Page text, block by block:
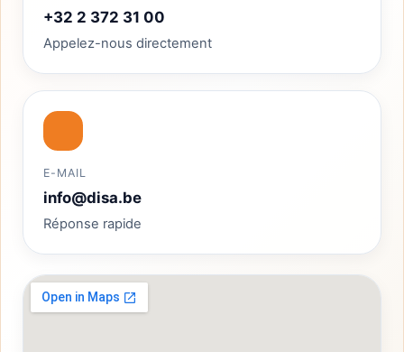
+32 2 372 31 00
Appelez-nous directement
E-MAIL
info@disa.be
Réponse rapide